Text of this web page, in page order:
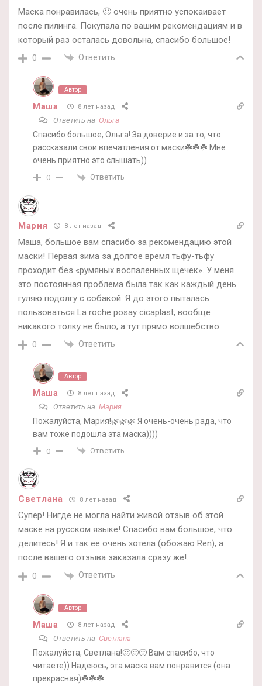
Маска понравилась, 🙂 очень приятно успокаивает
после пилинга. Покупала по вашим рекомендациям и в
который раз осталась довольна, спасибо большое!
0 Ответить
Автор
Маша 8 лет назад
Ответить на Oльга
Спасибо большое, Ольга! За доверие и за то, что
рассказали свои впечатления от маски☘️☘️☘️ Мне
очень приятно это слышать))
0 Ответить
Мария 8 лет назад
Маша, большое вам спасибо за рекомендацию этой
маски! Первая зима за долгое время тьфу-тьфу
проходит без «румяных воспаленных щечек». У меня
это постоянная проблема была так как каждый день
гуляю подолгу с собакой. Я до этого пыталась
пользоваться La roche posay cicaplast, вообще
никакого толку не было, а тут прямо волшебство.
0 Ответить
Автор
Маша 8 лет назад
Ответить на Мария
Пожалуйста, Мария!🌿🌿🌿 Я очень-очень рада, что
вам тоже подошла эта маска))))
0 Ответить
Светлана 8 лет назад
Супер! Нигде не могла найти живой отзыв об этой
маске на русском языке! Спасибо вам большое, что
делитесь! Я и так ее очень хотела (обожаю Ren), а
после вашего отзыва заказала сразу же!.
0 Ответить
Автор
Маша 8 лет назад
Ответить на Светлана
Пожалуйста, Светлана!🙂🙂🙂 Вам спасибо, что
читаете)) Надеюсь, эта маска вам понравится (она
прекрасная)☘️☘️☘️